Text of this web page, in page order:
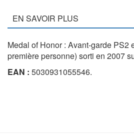
EN SAVOIR PLUS
Medal of Honor : Avant-garde PS2
première personne) sorti en 2007
EAN : 5030931055546.